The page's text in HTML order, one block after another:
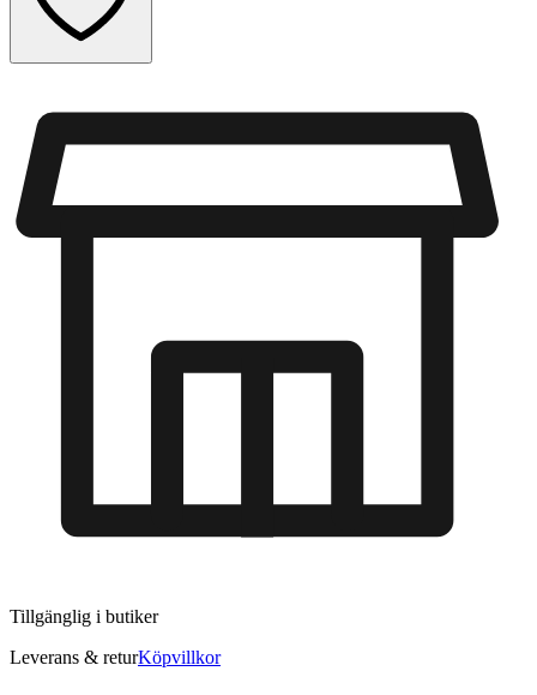
Tillgänglig i butiker
Leverans & returKöpvillkor